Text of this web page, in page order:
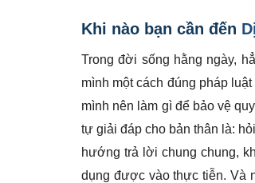
Khi nào bạn cần đến
Trong đời sống hằng ngày,
mình một cách đúng pháp
mình nên làm gì để bảo vệ
tự giải đáp cho bản thân là:
hướng trả lời chung chung,
dụng được vào thực tiễn. Và